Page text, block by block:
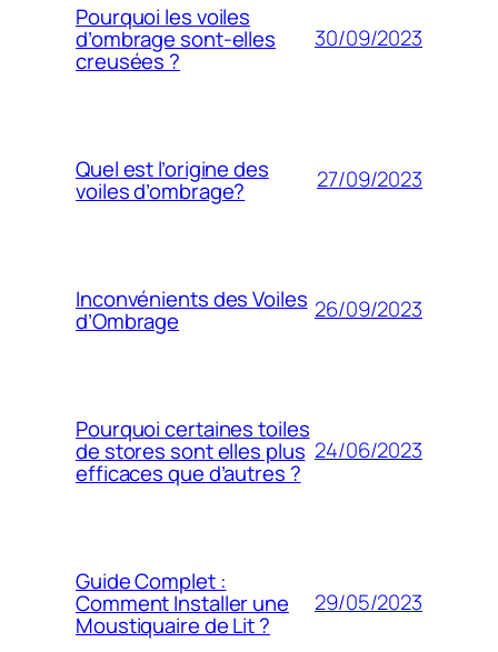
Pourquoi les voiles
d’ombrage sont-elles
creusées ?
30/09/2023
Quel est l’origine des
voiles d’ombrage? 27/09/2023
Inconvénients des Voiles
d’Ombrage 26/09/2023
Pourquoi certaines toiles
de stores sont elles plus
efficaces que d’autres ?
24/06/2023
Guide Complet :
Comment Installer une
Moustiquaire de Lit ?
29/05/2023